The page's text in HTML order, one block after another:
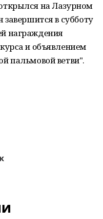
на Лазурном
в субботу
награждения
и объявлением
пальмовой ветви".